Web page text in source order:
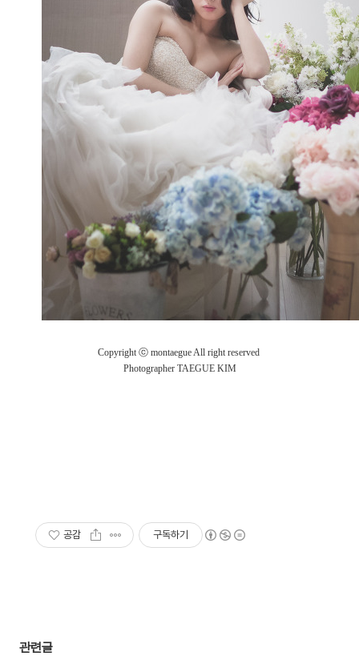
Copyright ⓒ montaegue All right reserved
Photographer TAEGUE KIM
공감 구독하기
관련글